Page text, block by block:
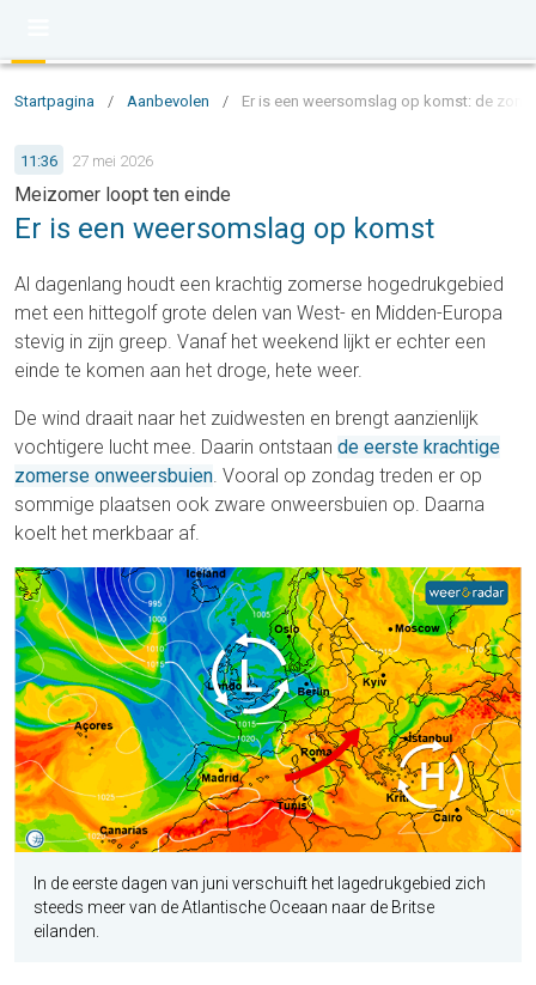
Startpagina / Aanbevolen / Er is een weersomslag op komst: de
11:36 27 mei 2026
Meizomer loopt ten einde
Er is een weersomslag op komst
Al dagenlang houdt een krachtig zomerse hogedrukgebied
met een hittegolf grote delen van West- en Midden-Europa
stevig in zijn greep. Vanaf het weekend lijkt er echter een
einde te komen aan het droge, hete weer.
De wind draait naar het zuidwesten en brengt aanzienlijk
vochtigere lucht mee. Daarin ontstaan de eerste krachtige
zomerse onweersbuien. Vooral op zondag treden er op
sommige plaatsen ook zware onweersbuien op. Daarna
koelt het merkbaar af.
In de eerste dagen van juni verschuift het lagedrukgebied zich
steeds meer van de Atlantische Oceaan naar de Britse
eilanden.